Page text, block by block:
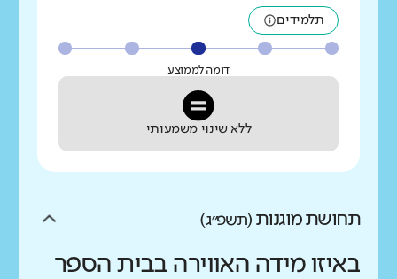
תלמידים
דומה לממוצע
ללא שינוי משמעותי
תחושת מוגנות (תשפ״ג)
באיזו מידה האווירה בבית הספר